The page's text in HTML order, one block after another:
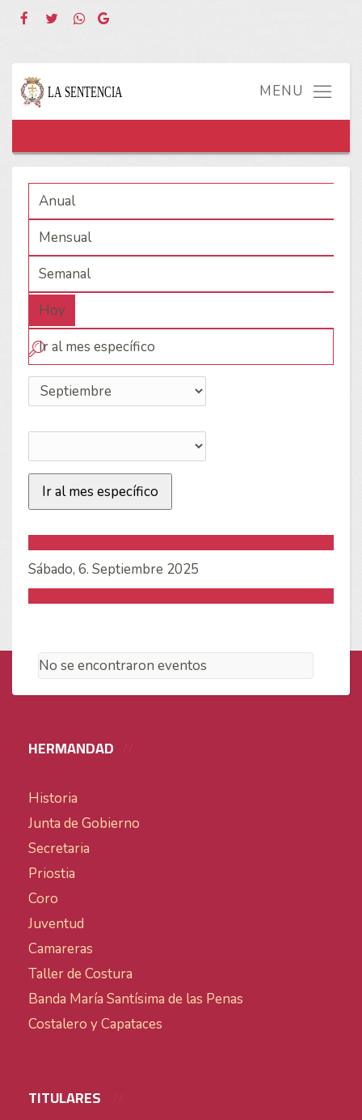
Anual
Mensual
Semanal
Hoy
Ir al mes específico
Ir al mes específico
Sábado, 6. Septiembre 2025
No se encontraron eventos
HERMANDAD
Historia
Junta de Gobierno
Secretaria
Priostia
Coro
Juventud
Camareras
Taller de Costura
Banda María Santísima de las Penas
Costalero y Capataces
TITULARES